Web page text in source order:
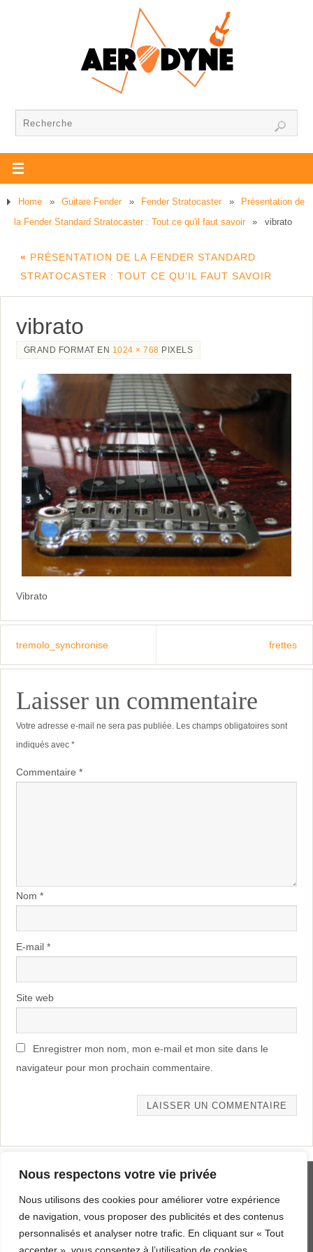
Nous respectons votre vie privée
Nous utilisons des cookies pour améliorer votre expérience
de navigation, vous proposer des publicités et des contenus
personnalisés et analyser notre trafic. En cliquant sur « Tout
Home » Guitare Fender » Fender Stratocaster »
Présentation de
la Fender Standard Stratocaster : Tout ce qu'il faut savoir
» vibrato
« PRÉSENTATION DE LA FENDER STANDARD
STRATOCASTER : TOUT CE QU’IL FAUT SAVOIR
vibrato
GRAND FORMAT EN 1024 × 768 PIXELS
Vibrato
tremolo_synchronise frettes
Laisser un commentaire
Votre adresse e-mail ne sera pas publiée. Les champs obligatoires sont
indiqués avec *
Commentaire *
Nom *
E-mail *
Site web
Enregistrer mon nom, mon e-mail et mon site dans le
navigateur pour mon prochain commentaire.
PLAN DU SITE
AERODYNE.FR DEPUIS 2019